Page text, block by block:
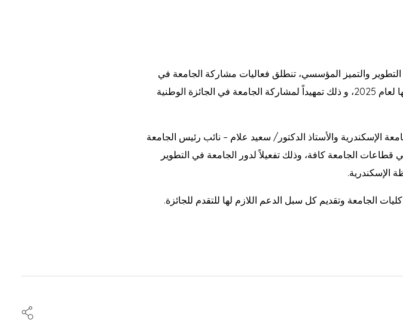
إلي تحقيق التطوير والتميز المؤسسي، تنطلق فعاليات مشاركة الجامعة في
جائزة التميز الحكومي الداخلي لكليات الجامعة والمؤسسات الداخلية بها لعام 2025، و ذلك تمهيداً لمشاركة الجامعة في الجائزة الوطنية
الإسكندرية والأستاذ الدكتور/ سعيد علام – نائب رئيس الجامعة
قطاعات الجامعة كافة، وذلك تفعيلاً لدور الجامعة في التطوير
الإسكندرية.
الجامعة وتقديم كل سبل الدعم اللازم لها للتقدم للجائزة.